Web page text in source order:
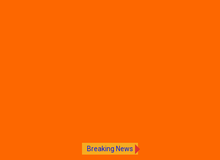
Breaking News